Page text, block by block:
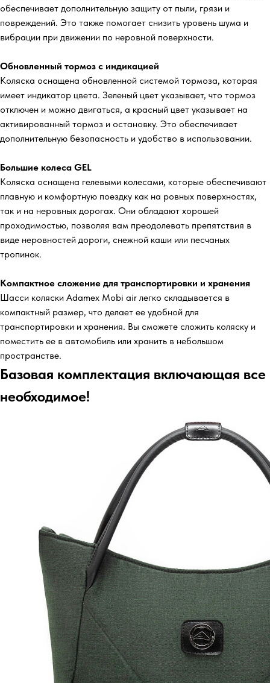
обеспечивает дополнительную защиту от пыли, грязи и
повреждений. Это также помогает снизить уровень шума и
вибрации при движении по неровной поверхности.
Обновленный тормоз с индикацией
Коляска оснащена обновленной системой тормоза, которая
имеет индикатор цвета. Зеленый цвет указывает, что тормоз
отключен и можно двигаться, а красный цвет указывает на
активированный тормоз и остановку. Это обеспечивает
дополнительную безопасность и удобство в использовании.
Большие колеса GEL
Коляска оснащена гелевыми колесами, которые обеспечивают
плавную и комфортную поездку как на ровных поверхностях,
так и на неровных дорогах. Они обладают хорошей
проходимостью, позволяя вам преодолевать препятствия в
виде неровностей дороги, снежной каши или песчаных
тропинок.
Компактное сложение для транспортировки и хранения
Шасси коляски Adamex Mobi air легко складывается в
компактный размер, что делает ее удобной для
транспортировки и хранения. Вы сможете сложить коляску и
поместить ее в автомобиль или хранить в небольшом
пространстве.
Базовая комплектация включающая все
необходимое!